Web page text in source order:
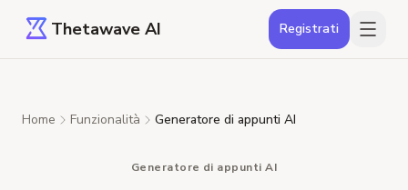
Thetawave AI Registrati
Home Funzionalità Generatore di appunti AI
Generatore di appunti AI